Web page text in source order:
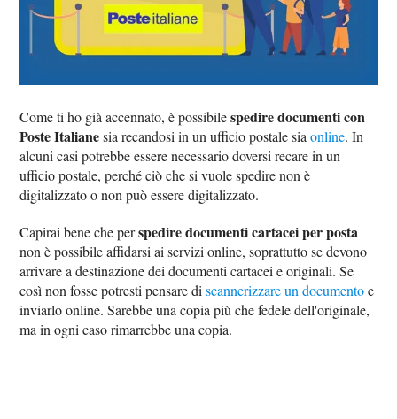
Come ti ho già accennato, è possibilespedire documenti con
Poste Italianesia recandosi in un ufficio postale siaonline. In
alcuni casi potrebbe essere necessario doversi recare in un
ufficio postale, perché ciò che si vuole spedire non è
digitalizzato o non può essere digitalizzato.
Capirai bene che perspedire documenti cartacei per posta
non è possibile affidarsi ai servizi online, soprattutto se devono
arrivare a destinazione dei documenti cartacei e originali. Se
così non fosse potresti pensare discannerizzare un documentoe
inviarlo online. Sarebbe una copia più che fedele dell'originale,
ma in ogni caso rimarrebbe una copia.